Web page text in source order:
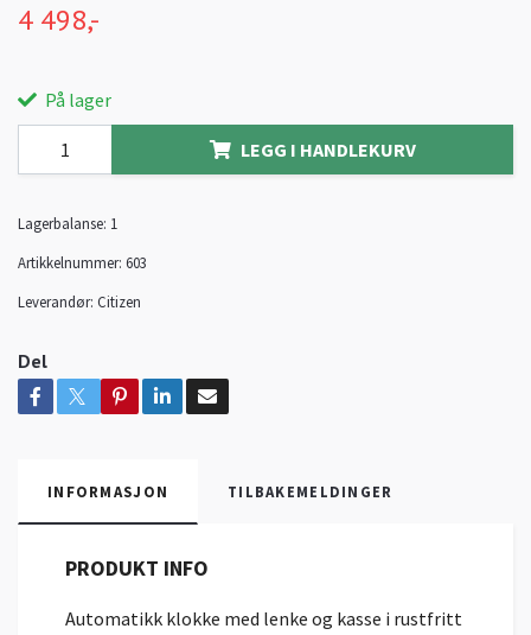
4 498,-
På lager
LEGG I HANDLEKURV
Lagerbalanse: 1
Artikkelnummer: 603
Leverandør: Citizen
Del
INFORMASJON TILBAKEMELDINGER
PRODUKT INFO
Automatikk klokke med lenke og kasse i rustfritt